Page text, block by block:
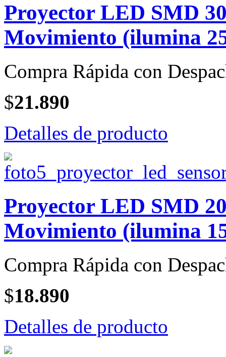
Proyector LED SMD
Movimiento (ilumina
Compra Rápida con
$21.890
Detalles de producto
Proyector LED SMD
Movimiento (ilumina
Compra Rápida con
$18.890
Detalles de producto